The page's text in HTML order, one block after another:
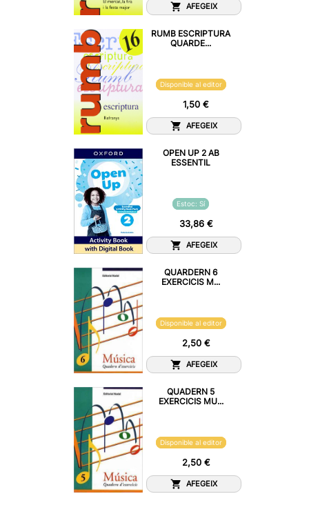
AFEGEIX
RUMB ESCRIPTURA
QUARDE...
Disponible al editor
1,50 €
AFEGEIX
OPEN UP 2 AB
ESSENTIL
Estoc: Sí
33,86 €
AFEGEIX
QUARDERN 6
EXERCICIS M...
Disponible al editor
2,50 €
AFEGEIX
QUADERN 5
EXERCICIS MU...
Disponible al editor
2,50 €
AFEGEIX